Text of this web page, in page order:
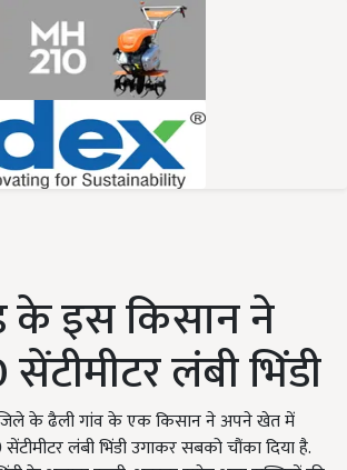
के इस किसान ने
लंबी भिंडी
जिले के ढैली गांव के एक किसान ने अपने खेत में
लंबी भिंडी उगाकर सबको चौंका दिया है.